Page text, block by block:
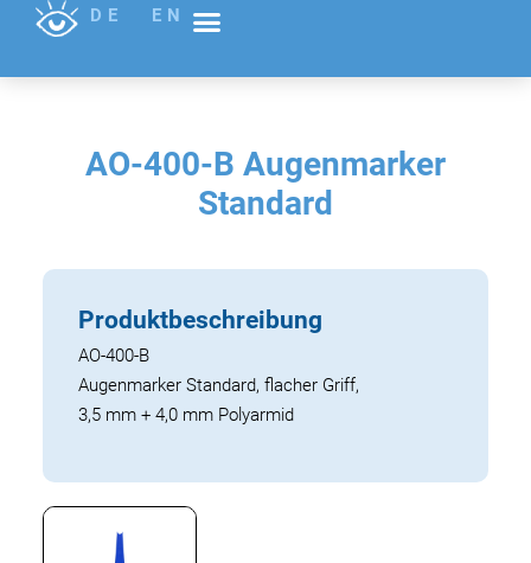
DE EN
AO-400-B Augenmarker
Standard
Produktbeschreibung
AO-400-B
Augenmarker Standard, flacher Griff,
3,5 mm + 4,0 mm Polyarmid